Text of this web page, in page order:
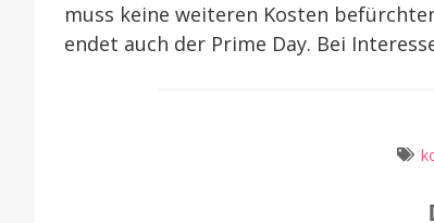
muss keine weiteren Kosten
endet auch der Prime Day. Bei